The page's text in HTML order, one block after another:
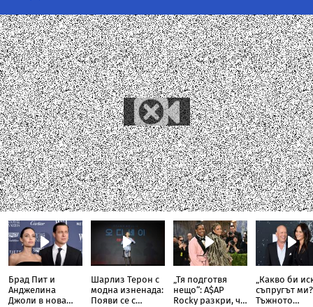
Брад Пит и
Анджелина
Джоли в нова
Шарлиз Терон с
модна изненада:
Появи се с
„Тя подготвя
нещо“: A$AP
Rocky разкри, че
„Какво би
съпругът
Тъжното